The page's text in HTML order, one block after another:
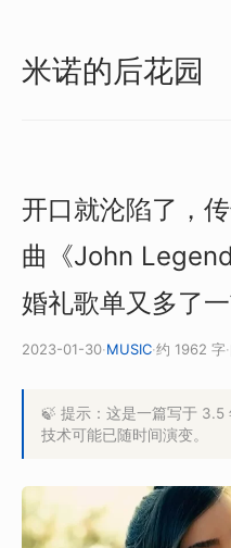
米诺的后花园
开口就沦陷了，
曲《John
婚礼歌单又多了
2023-01-30·MUSIC·约 1962 字·
🍃 提示：这是一篇写于
技术可能已随时间演变。